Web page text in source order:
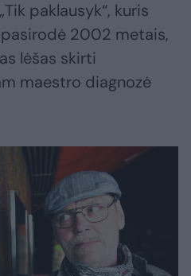
paklausyk“, kuris
2002 metais,
lėšas skirti
maestro diagnozė